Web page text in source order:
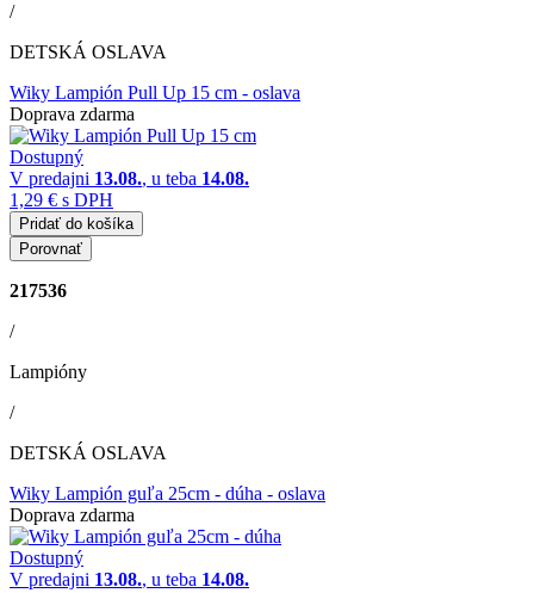
/
DETSKÁ OSLAVA
Wiky Lampión Pull Up 15 cm - oslava
Doprava zdarma
Dostupný
V predajni 13.08., u teba 14.08.
1,29 € s DPH
Pridať do košíka
Porovnať
217536
/
Lampióny
/
DETSKÁ OSLAVA
Wiky Lampión guľa 25cm - dúha - oslava
Doprava zdarma
Dostupný
V predajni 13.08., u teba 14.08.